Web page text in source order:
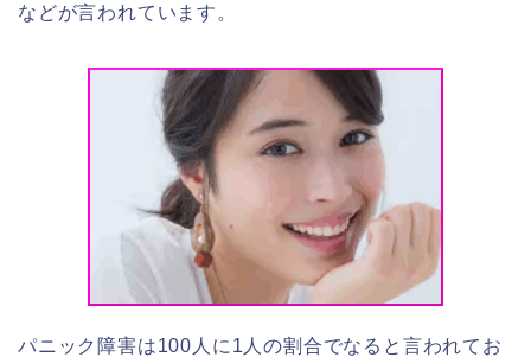
などが言われています。
パニック障害は100人に1人の割合でなると言われてお